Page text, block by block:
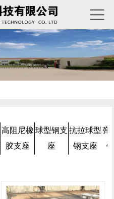
高阻尼橡
胶支座
球型钢支
座
抗拉球型
钢支座
弹